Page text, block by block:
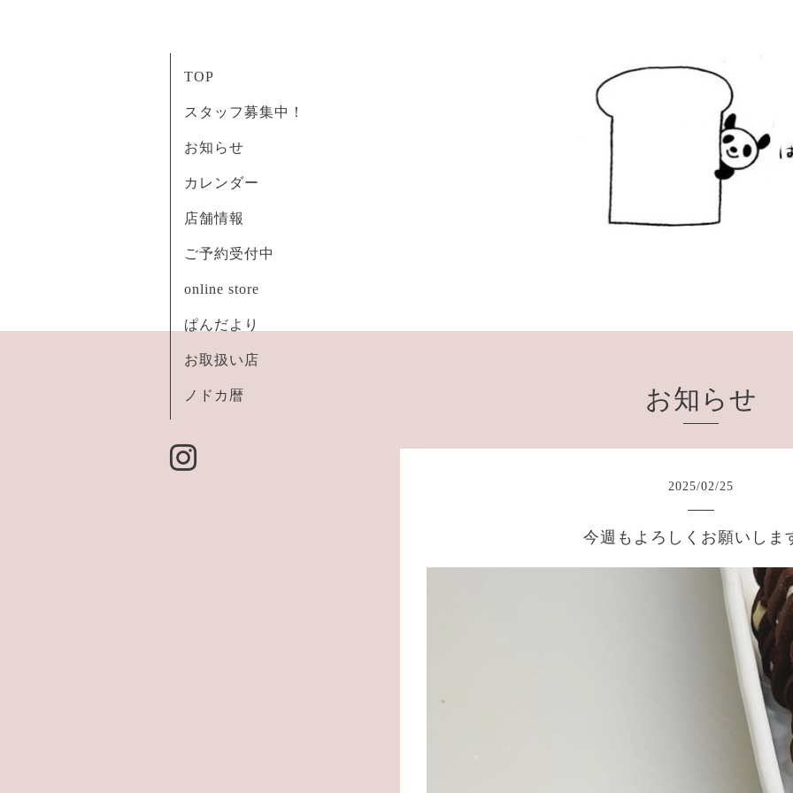
TOP
スタッフ募集中！
お知らせ
カレンダー
店舗情報
ご予約受付中
online store
ぱんだより
お取扱い店
ノドカ暦 お知らせ
2025/02/25
今週もよろしくお願いしま